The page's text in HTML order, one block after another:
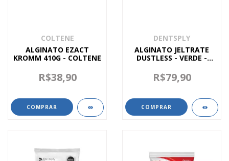
COLTENE
ALGINATO EZACT
KROMM 410G - COLTENE
R$38,90
DENTSPLY
ALGINATO JELTRATE
DUSTLESS - VERDE -
R$79,90